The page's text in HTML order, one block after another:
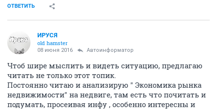
ОТВЕТИТЬ
ИРУСЯ
old hamster
08 июня 2016 Автоинформатор
Чтоб шире мыслить и видеть ситуацию, предлагаю
читать не только этот топик.
Постоянно читаю и анализирую " Экономика рынка
недвижимости" на недвиге, там есть что почитать и
подумать, просеивая инфу , особенно интересны и